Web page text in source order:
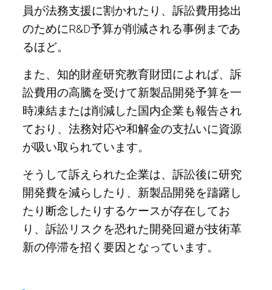
員が法務支援に割かれたり、訴訟費用捻出
のためにR&D予算が削減される事例まであ
るほど。
また、知的財産研究教育財団によれば、訴
訟費用の高騰を受けて新製品開発予算を一
時凍結または削減した国内企業も報告され
ており、法務対応や和解金の支払いに資源
が吸い取られています。
そうして訴えられた企業は、訴訟後に研究
開発費を減らしたり、新製品開発を躊躇し
たり断念したりするケースが存在してお
り、訴訟リスクを恐れた開発回避が技術革
新の停滞を招く要因となっています。